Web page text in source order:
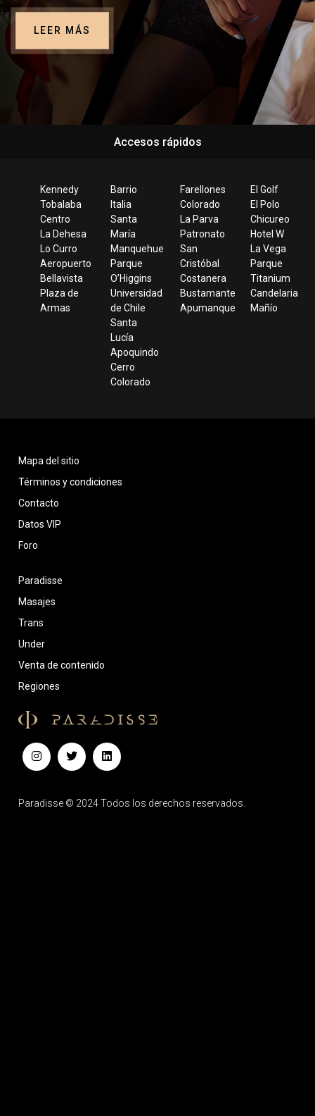
LEER MÁS
Accesos rápidos
Kennedy
Tobalaba
Centro
La Dehesa
Lo Curro
Aeropuerto
Bellavista
Plaza de
Armas
Barrio
Italia
Santa
María
Manquehue
Parque
O’Higgins
Universidad
de Chile
Santa
Lucía
Apoquindo
Cerro
Colorado
Farellones
Colorado
La Parva
Patronato
San
Cristóbal
Costanera
Bustamante
Apumanque
El Golf
El Polo
Chicureo
Hotel W
La Vega
Parque
Titanium
Candelaria
Mañío
Paradisse © 2024 Todos los derechos reservados.
Paradisse
Masajes
Trans
Under
Venta de contenido
Regiones
Mapa del sitio
Términos y condiciones
Contacto
Datos VIP
Foro